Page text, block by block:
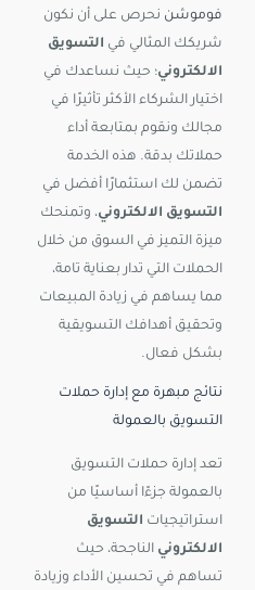
فوموشن نحرص على أن نكون
شريكك المثالي في التسويق
الالكتروني؛ حيث نساعدك في
اختيار الشركاء الأكثر تأثيرًا في
مجالك ونقوم بمتابعة أداء
حملاتك بدقة. هذه الخدمة
تضمن لك استثمارًا أفضل في
التسويق الالكتروني، وتمنحك
ميزة التميز في السوق من خلال
الحملات التي تدار بعناية تامة،
مما يساهم في زيادة المبيعات
وتحقيق أهدافك التسويقية
بشكل فعال.
نتائج مبهرة مع إدارة حملات
التسويق بالعمولة
تعد إدارة حملات التسويق
بالعمولة جزءًا أساسيًا من
استراتيجيات التسويق
الالكتروني الناجحة، حيث
تساهم في تحسين الأداء وزيادة